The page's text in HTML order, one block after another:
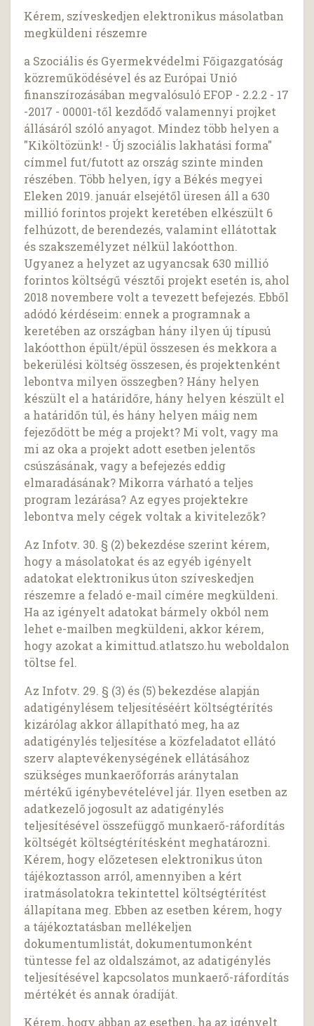
Kérem, szíveskedjen elektronikus másolatban
megküldeni részemre
a Szociális és Gyermekvédelmi Főigazgatóság
közreműködésével és az Európai Unió
finanszírozásában megvalósuló EFOP - 2.2.2 - 17
-2017 - 00001-től kezdődő valamennyi projket
állásáról szóló anyagot. Mindez több helyen a
"Kiköltözünk! - Új szociális lakhatási forma"
címmel fut/futott az ország szinte minden
részében. Több helyen, így a Békés megyei
Eleken 2019. január elsejétől üresen áll a 630
millió forintos projekt keretében elkészült 6
felhúzott, de berendezés, valamint ellátottak
és szakszemélyzet nélkül lakóotthon.
Ugyanez a helyzet az ugyancsak 630 millió
forintos költségű vésztői projekt esetén is, ahol
2018 novembere volt a tevezett befejezés. Ebből
adódó kérdéseim: ennek a programnak a
keretében az országban hány ilyen új típusú
lakóotthon épült/épül összesen és mekkora a
bekerülési költség összesen, és projektenként
lebontva milyen összegben? Hány helyen
készült el a határidőre, hány helyen készült el
a határidőn túl, és hány helyen máig nem
fejeződött be még a projekt? Mi volt, vagy ma
mi az oka a projekt adott esetben jelentős
csúszásának, vagy a befejezés eddig
elmaradásának? Mikorra várható a teljes
program lezárása? Az egyes projektekre
lebontva mely cégek voltak a kivitelezők?
Az Infotv. 30. § (2) bekezdése szerint kérem,
hogy a másolatokat és az egyéb igényelt
adatokat elektronikus úton szíveskedjen
részemre a feladó e-mail címére megküldeni.
Ha az igényelt adatokat bármely okból nem
lehet e-mailben megküldeni, akkor kérem,
hogy azokat a kimittud.atlatszo.hu weboldalon
töltse fel.
Az Infotv. 29. § (3) és (5) bekezdése alapján
adatigénylésem teljesítéséért költségtérítés
kizárólag akkor állapítható meg, ha az
adatigénylés teljesítése a közfeladatot ellátó
szerv alaptevékenységének ellátásához
szükséges munkaerőforrás aránytalan
mértékű igénybevételével jár. Ilyen esetben az
adatkezelő jogosult az adatigénylés
teljesítésével összefüggő munkaerő-ráfordítás
költségét költségtérítésként meghatározni.
Kérem, hogy előzetesen elektronikus úton
tájékoztasson arról, amennyiben a kért
iratmásolatokra tekintettel költségtérítést
állapítana meg. Ebben az esetben kérem, hogy
a tájékoztatásban mellékeljen
dokumentumlistát, dokumentumonként
tüntesse fel az oldalszámot, az adatigénylés
teljesítésével kapcsolatos munkaerő-ráfordítás
mértékét és annak óradíját.
Kérem, hogy abban az esetben, ha az igényelt